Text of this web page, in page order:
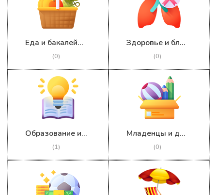
Еда и бакалейные товары
(0)
Здоровье и благополучие
(0)
Образование и обучение
(1)
Младенцы и дети
(0)